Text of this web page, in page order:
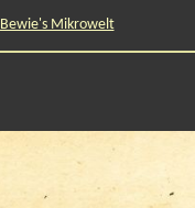
Bewie's Mikrowelt